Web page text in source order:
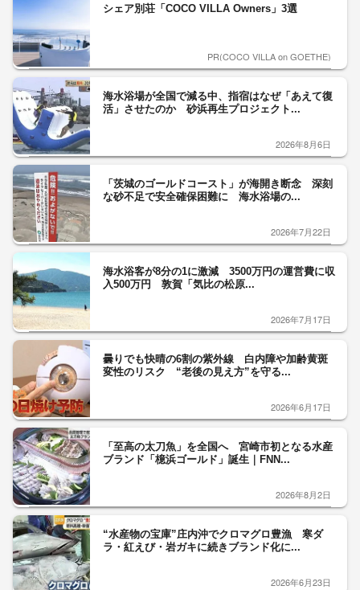
シェア別荘「COCO VILLA Owners」3選
PR(COCO VILLA on GOETHE)
海水浴場が全国で減る中、指宿はなぜ「あえて復
活」させたのか 砂浜再生プロジェクト...
2026年8月6日
「茨城のゴールドコースト」が海開き断念 深刻
な砂不足で安全確保困難に 海水浴場の...
2026年7月22日
海水浴客が8分の1に激減 3500万円の運営費に収
入500万円 敦賀「気比の松原...
2026年7月17日
曇りでも快晴の6割の紫外線 白内障や加齢黄斑
変性のリスク “老後の見え方”を守る...
2026年6月17日
「至高の太刀魚」を全国へ 宮崎市初となる水産
ブランド「檍浜ゴールド」誕生｜FNN...
2026年8月2日
“水産物の宝庫”庄内沖でクロマグロ豊漁 寒ダ
ラ・紅えび・岩ガキに続きブランド化に...
2026年6月23日